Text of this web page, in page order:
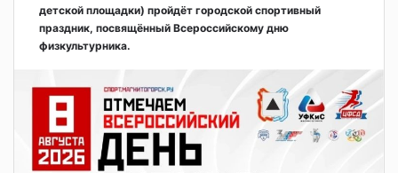
детской площадки) пройдёт городской спортивный
праздник, посвящённый Всероссийскому дню
физкультурника.